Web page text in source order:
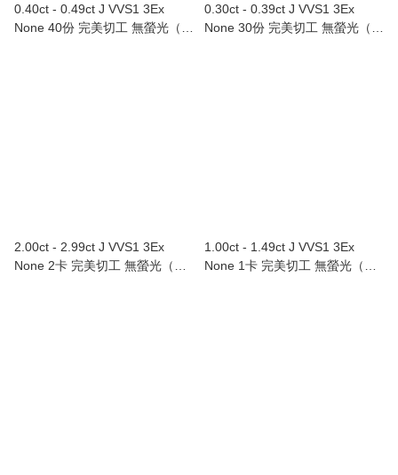
0.40ct - 0.49ct J VVS1 3Ex
None 40份 完美切工 無螢光（附
0.30ct - 0.39ct J VVS1 3Ex
None 30份 完美切工 無螢光（附
2.00ct - 2.99ct J VVS1 3Ex
None 2卡 完美切工 無螢光（附
1.00ct - 1.49ct J VVS1 3Ex
None 1卡 完美切工 無螢光（附